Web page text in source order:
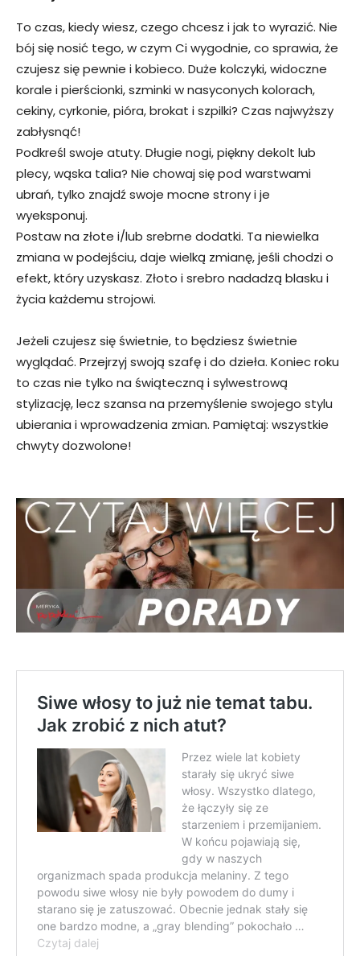
To czas, kiedy wiesz, czego chcesz i jak to wyrazić. Nie
bój się nosić tego, w czym Ci wygodnie, co sprawia, że
czujesz się pewnie i kobieco. Duże kolczyki, widoczne
korale i pierścionki, szminki w nasyconych kolorach,
cekiny, cyrkonie, pióra, brokat i szpilki? Czas najwyższy
zabłysnąć!
Podkreśl swoje atuty. Długie nogi, piękny dekolt lub
plecy, wąska talia? Nie chowaj się pod warstwami
ubrań, tylko znajdź swoje mocne strony i je
wyeksponuj.
Postaw na złote i/lub srebrne dodatki. Ta niewielka
zmiana w podejściu, daje wielką zmianę, jeśli chodzi o
efekt, który uzyskasz. Złoto i srebro nadadzą blasku i
życia każdemu strojowi.
Jeżeli czujesz się świetnie, to będziesz świetnie
wyglądać. Przejrzyj swoją szafę i do dzieła. Koniec roku
to czas nie tylko na świąteczną i sylwestrową
stylizację, lecz szansa na przemyślenie swojego stylu
ubierania i wprowadzenia zmian. Pamiętaj: wszystkie
chwyty dozwolone!